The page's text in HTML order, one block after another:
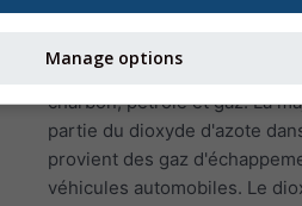
polluant atmosphérique
la combustion de
charbon, pétrole et gaz. La
partie du dioxyde d'azote
provient des gaz
véhicules automobiles. Le
Manage options